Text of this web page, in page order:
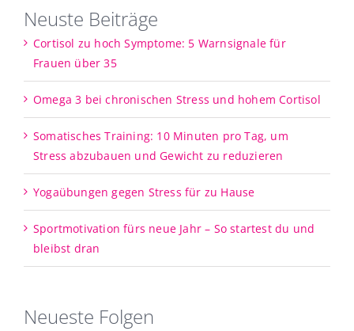
Neuste Beiträge
Cortisol zu hoch Symptome: 5 Warnsignale für
Frauen über 35
Omega 3 bei chronischen Stress und hohem Cortisol
Somatisches Training: 10 Minuten pro Tag, um
Stress abzubauen und Gewicht zu reduzieren
Yogaübungen gegen Stress für zu Hause
Sportmotivation fürs neue Jahr – So startest du und
bleibst dran
Neueste Folgen